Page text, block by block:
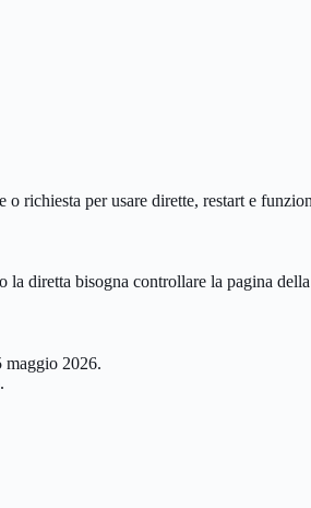
richiesta per usare dirette, restart e
diretta bisogna controllare la pagina
2026.